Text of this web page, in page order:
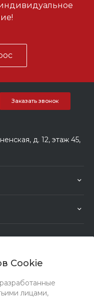
Cookie
лицами,
Заказать звонок
д. 12, этаж 45,